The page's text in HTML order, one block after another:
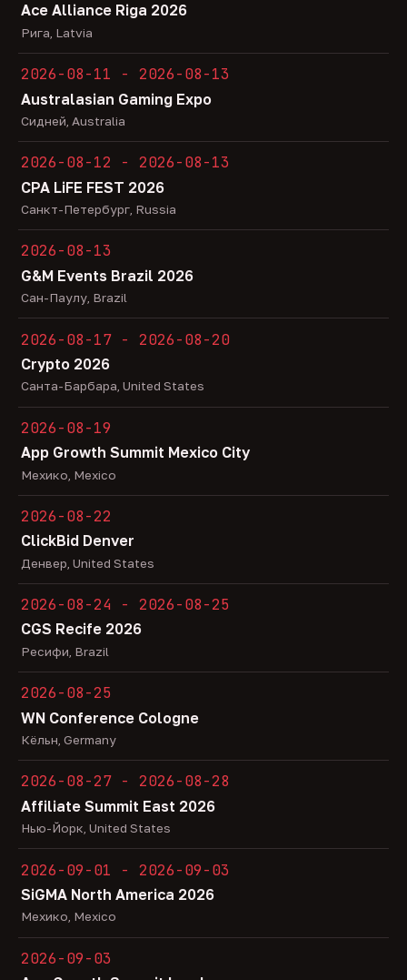
Ace Alliance Riga 2026
Рига, Latvia
2026-08-11 - 2026-08-13
Australasian Gaming Expo
Сидней, Australia
2026-08-12 - 2026-08-13
CPA LiFE FEST 2026
Санкт-Петербург, Russia
2026-08-13
G&M Events Brazil 2026
Сан-Паулу, Brazil
2026-08-17 - 2026-08-20
Crypto 2026
Санта-Барбара, United States
2026-08-19
App Growth Summit Mexico City
Мехико, Mexico
2026-08-22
ClickBid Denver
Денвер, United States
2026-08-24 - 2026-08-25
CGS Recife 2026
Ресифи, Brazil
2026-08-25
WN Conference Cologne
Кёльн, Germany
2026-08-27 - 2026-08-28
Affiliate Summit East 2026
Нью-Йорк, United States
2026-09-01 - 2026-09-03
SiGMA North America 2026
Мехико, Mexico
2026-09-03